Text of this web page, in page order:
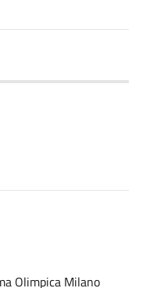
Olimpica Milano